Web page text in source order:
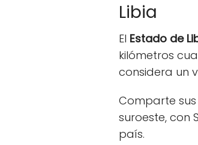
Libia
El Estado de
kilómetros
considera un
Comparte
suroeste, con
país.